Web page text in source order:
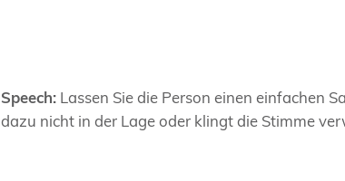
Speech: Lassen Sie die Person einen einfachen
dazu nicht in der Lage oder klingt die Stimme